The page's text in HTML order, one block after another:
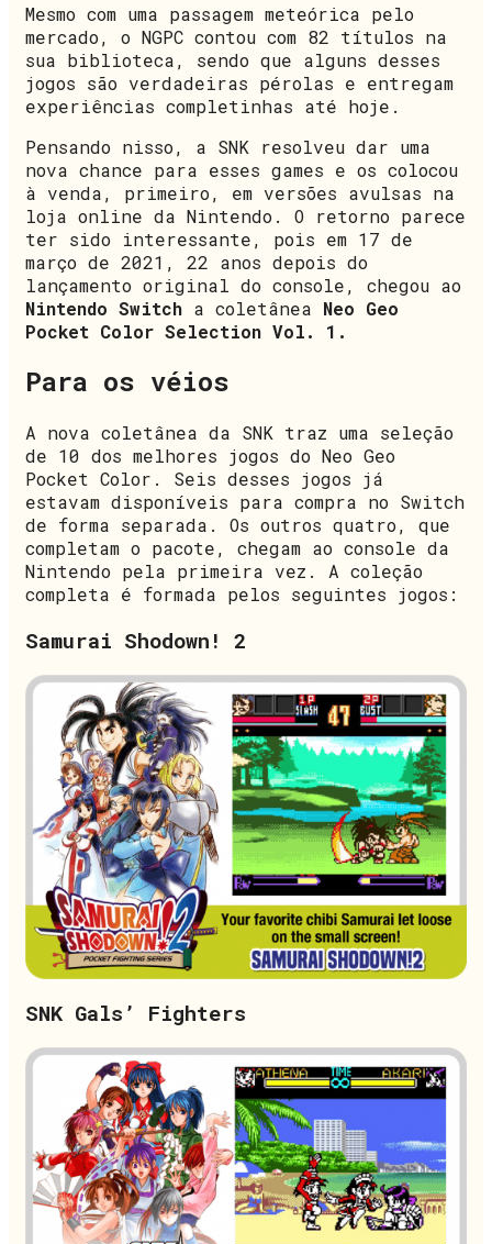
Mesmo com uma passagem meteórica pelo
mercado, o NGPC contou com 82 títulos na
sua biblioteca, sendo que alguns desses
jogos são verdadeiras pérolas e entregam
experiências completinhas até hoje.
Pensando nisso, a SNK resolveu dar uma
nova chance para esses games e os colocou
à venda, primeiro, em versões avulsas na
loja online da Nintendo. O retorno parece
ter sido interessante, pois em 17 de
março de 2021, 22 anos depois do
lançamento original do console, chegou ao
Nintendo Switch a coletânea Neo Geo
Pocket Color Selection Vol. 1.
Para os véios
A nova coletânea da SNK traz uma seleção
de 10 dos melhores jogos do Neo Geo
Pocket Color. Seis desses jogos já
estavam disponíveis para compra no Switch
de forma separada. Os outros quatro, que
completam o pacote, chegam ao console da
Nintendo pela primeira vez. A coleção
completa é formada pelos seguintes jogos:
Samurai Shodown! 2
SNK Gals’ Fighters